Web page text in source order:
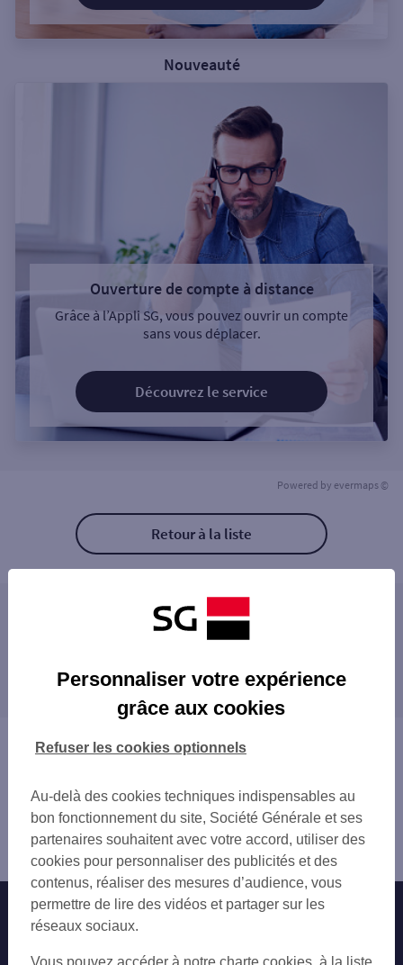
Nouveauté
Ouverture de compte à distance
Grâce à l’Appli SG, vous pouvez ouvrir un compte
sans vous déplacer.
Découvrez le service
Powered by evermaps ©
Retour à la liste
Les distributeurs/automates à proximité
MONTELIMAR 10 PL EMILE LOUBET
GARE SNCF MONTELIMAR
MONTELIMAR CHEM DES BLACHES
MONTELIMAR 165 RTE DE MARSEILLE
LE TEIL
SHELL MONTELIMAR EST
SHELL MONTELIMAR OUEST
PRIVAS 5 CRS DU PALAIS
PRIVAS
PRIVAS
VALREAS 1 RUE CHARLES BORELLO
proximité
Vous êtes ici : Accueil
Montélimar
Distributeur/automate MONTELIMAR
Nos engagements Nous contacter
Autres sites SG
Personnaliser votre expérience
grâce aux cookies
Au-delà des cookies techniques indispensables au
bon fonctionnement du site, Société Générale et ses
partenaires souhaitent avec votre accord, utiliser des
cookies pour personnaliser des publicités et des
contenus, réaliser des mesures d’audience, vous
permettre de lire des vidéos et partager sur les
réseaux sociaux.
Vous pouvez accéder à notre charte cookies, à la liste
Refuser les cookies optionnels